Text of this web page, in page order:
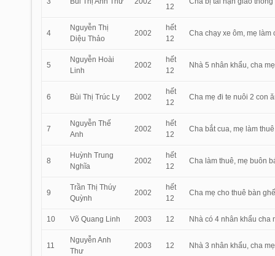
12
4
Nguyễn Thị
Diệu Thảo
2002
hết
12
Cha chạy xe ôm, mẹ làm
5
Nguyễn Hoài
Linh
2002
hết
12
Nhà 5 nhân khẩu, cha
6 Bùi Thị Trúc Ly 2002
hết
12
Cha mẹ đi te nuôi 2 con
7
Nguyễn Thế
Anh
2002
hết
12
Cha bắt cua, mẹ làm
8
Huỳnh Trung
Nghĩa
2002
hết
12
Cha làm thuê, mẹ buôn
9
Trần Thị Thúy
Quỳnh
2002
hết
12
Cha mẹ cho thuê bàn
10 Võ Quang Linh 2003 12 Nhà có 4 nhân khẩu cha
11
Nguyễn Anh
Thư
2003 12 Nhà 3 nhân khẩu, cha